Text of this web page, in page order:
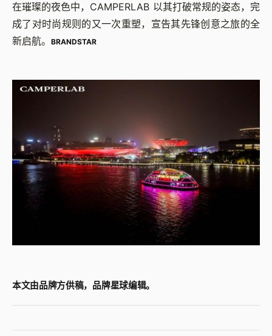
在璀璨的夜色中，CAMPERLAB 以其打破常规的姿态，完
成了对时尚规则的又一次重塑，宣告其先锋创意之旅的全
新启航。
BRANDSTAR
本文由品牌方供稿，品牌星球编辑。